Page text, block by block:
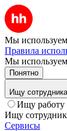
Мы используем
Правила
Мы
Понятно
Ищу сотрудника
Ищу работу
Ищу
Сервисы